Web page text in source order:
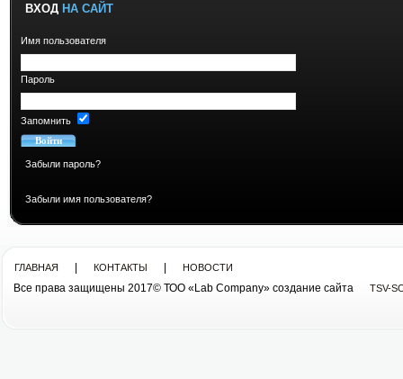
ВХОД НА САЙТ
Имя пользователя
Пароль
Запомнить
Забыли пароль?
Забыли имя пользователя?
ГЛАВНАЯ КОНТАКТЫ НОВОСТИ
Все права защищены 2017© ТОО «Lab Company» cоздание сайта TSV-